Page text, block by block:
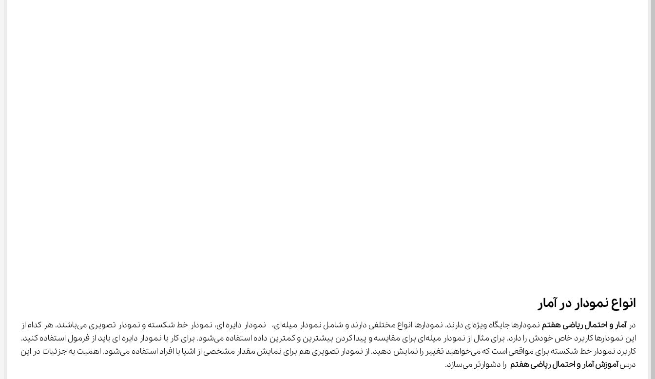
انواع نمودار در آمار
در آمار و احتمال ریاضی هفتم
نمودارها جایگاه ویژه‌ای دارند. نمودارها انواع مختلفی دارند و شامل نمودار میله‌ای،  نمودار دایره ای، نمودار خط شکسته و نمودار تصویری می‌باشند. هر کدام از
این نمودارها کاربرد خاص خودش را دارد. برای مثال از نمودار میله‌ای برای مقایسه و پیدا کردن بیشترین و کمترین داده استفاده می‌شود. برای کار با نمودار دایره ای باید از فرمول استفاده کنید.
کاربرد نمودار خط شکسته برای مواقعی است که می‌خواهید تغییر را نمایش دهید. از نمودار تصویری هم برای نمایش مقدار مشخصی از اشیا یا افراد استفاده می‌شود. اهمیت به جزئیات در این
درس آموزش آمار و احتمال ریاضی هفتم را دشوارتر می‌سازد.